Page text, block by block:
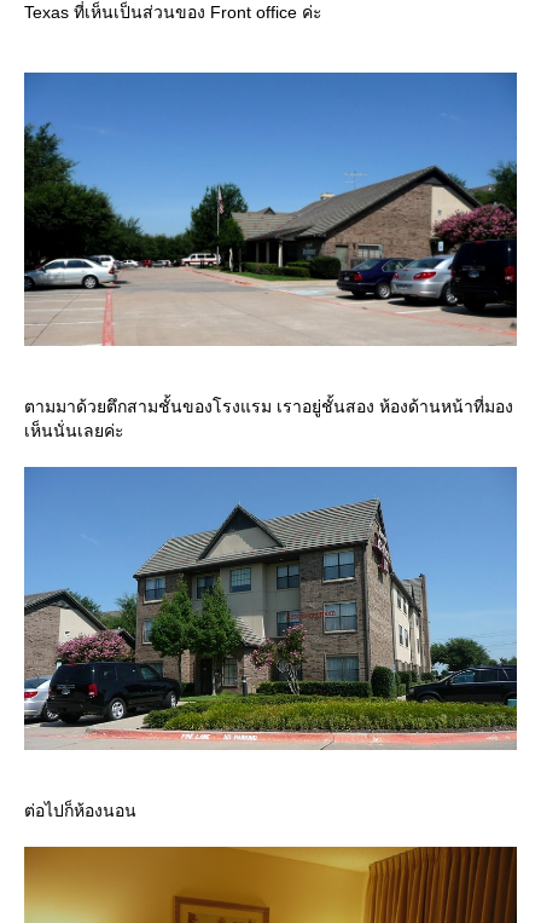
Texas ที่เห็นเป็นส่วนของ Front office ค่ะ
ตามมาด้วยตึกสามชั้นของโรงแรม เราอยู่ชั้นสอง ห้องด้านหน้าที่มอง
เห็นนั่นเลยค่ะ
ต่อไปก็ห้องนอน